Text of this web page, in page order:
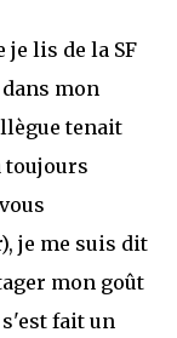
je lis de la SF
mon
tenait
toujours
je me suis dit
mon goût
s'est fait un